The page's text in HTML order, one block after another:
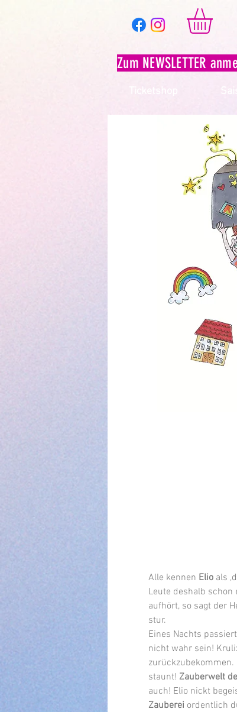
Zum NEWSLETTER
Ticketshop
Alle kennen Elio als
Leute deshalb schon
aufhört, so sagt der
stur.
Eines Nachts
nicht wahr sein!
zurückzubekommen.
staunt! Zauberwelt
auch! Elio nickt
Zauberei ordentlich